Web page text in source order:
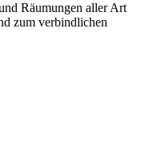
Räumungen aller Art
zum verbindlichen